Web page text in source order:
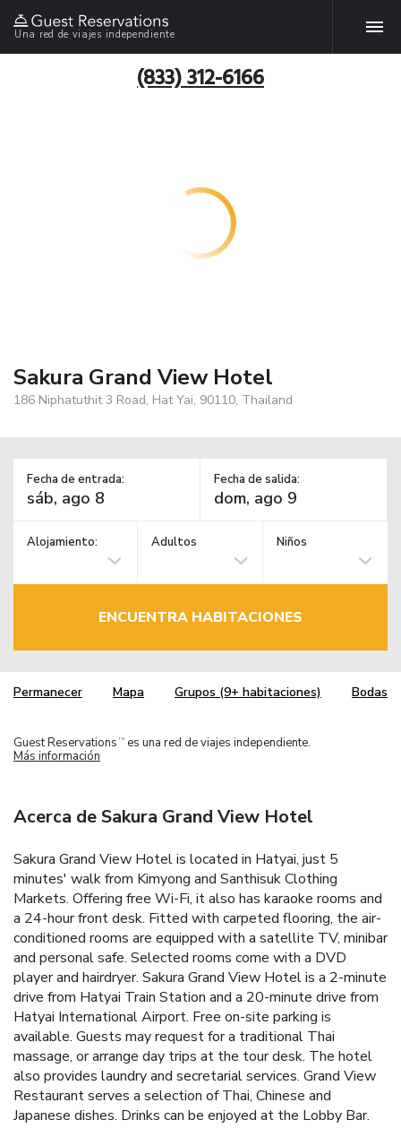
Una red de viajes independiente
(833) 312-6166
Sakura Grand View Hotel
186 Niphatuthit 3 Road, Hat Yai, 90110, Thailand
Fecha de entrada: Fecha de salida:
Alojamiento: Adultos Niños
ENCUENTRA HABITACIONES
Permanecer Mapa Grupos (9+ habitaciones) Bodas
Guest Reservations TM
es una red de viajes independiente.
Más información
Acerca de Sakura Grand View Hotel
Sakura Grand View Hotel is located in Hatyai, just 5
minutes' walk from Kimyong and Santhisuk Clothing
Markets. Offering free Wi-Fi, it also has karaoke rooms and
a 24-hour front desk. Fitted with carpeted flooring, the air-
conditioned rooms are equipped with a satellite TV, minibar
and personal safe. Selected rooms come with a DVD
player and hairdryer. Sakura Grand View Hotel is a 2-minute
drive from Hatyai Train Station and a 20-minute drive from
Hatyai International Airport. Free on-site parking is
available. Guests may request for a traditional Thai
massage, or arrange day trips at the tour desk. The hotel
also provides laundry and secretarial services. Grand View
Restaurant serves a selection of Thai, Chinese and
Japanese dishes. Drinks can be enjoyed at the Lobby Bar.